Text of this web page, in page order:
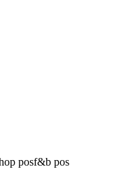
posf&b pos